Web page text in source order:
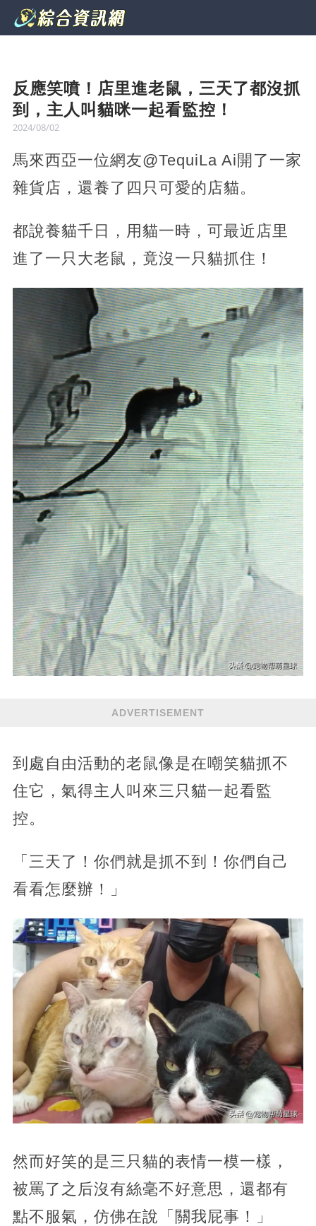
反應笑噴！店里進老鼠，三天了都沒抓
到，主人叫貓咪一起看監控！
2024/08/02
馬來西亞一位網友@TequiLa Ai開了一家
雜貨店，還養了四只可愛的店貓。
都說養貓千日，用貓一時，可最近店里
進了一只大老鼠，竟沒一只貓抓住！
ADVERTISEMENT
到處自由活動的老鼠像是在嘲笑貓抓不
住它，氣得主人叫來三只貓一起看監
控。
「三天了！你們就是抓不到！你們自己
看看怎麼辦！」
然而好笑的是三只貓的表情一模一樣，
被罵了之后沒有絲毫不好意思，還都有
點不服氣，仿佛在說「關我屁事！」